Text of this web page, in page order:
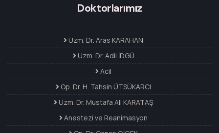
Doktorlarımız
Uzm. Dr. Aras KARAHAN
Uzm. Dr. Adil İDGÜ
Acil
Op. Dr. H. Tahsin ÜTSÜKARCI
Uzm. Dr. Mustafa Ali KARATAŞ
Anestezi ve Reanimasyon